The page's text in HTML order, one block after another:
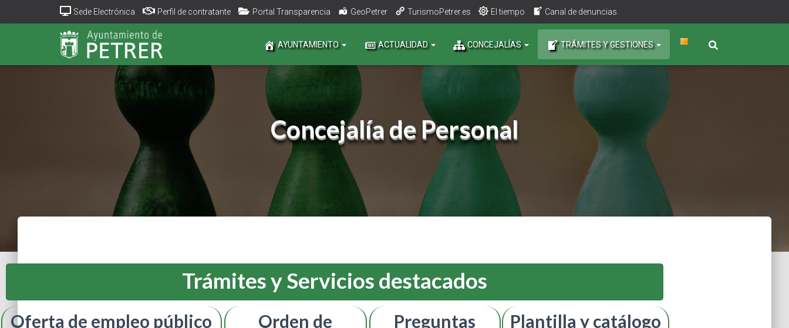
Sede Electrónica Perfil de contratante Portal Transparencia GeoPetrer TurismoPetrer.es El tiempo Canal de denuncias
AYUNTAMIENTO ACTUALIDAD CONCEJALÍAS TRÁMITES Y GESTIONES
Concejalía de Personal
Trámites y Servicios destacados
Oferta de empleo público
Orden de
Preguntas
Plantilla y catálogo